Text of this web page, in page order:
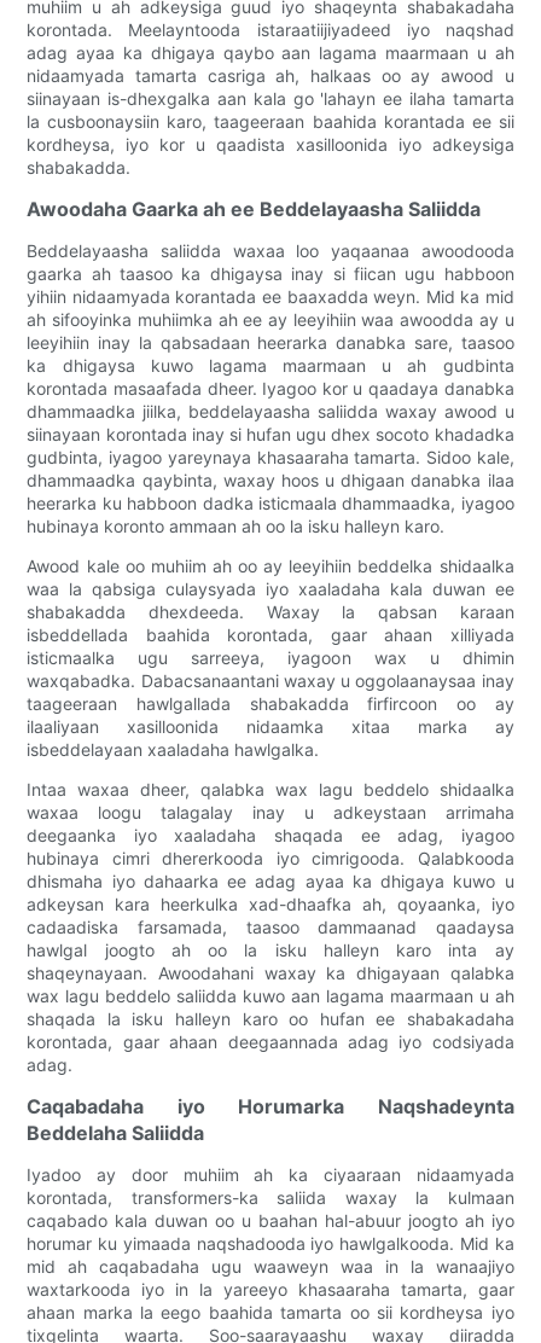
muhiim u ah adkeysiga guud iyo shaqeynta shabakadaha
korontada. Meelayntooda istaraatiijiyadeed iyo naqshad
adag ayaa ka dhigaya qaybo aan lagama maarmaan u ah
nidaamyada tamarta casriga ah, halkaas oo ay awood u
siinayaan is-dhexgalka aan kala go 'lahayn ee ilaha tamarta
la cusboonaysiin karo, taageeraan baahida korantada ee sii
kordheysa, iyo kor u qaadista xasilloonida iyo adkeysiga
shabakadda.
Awoodaha Gaarka ah ee Beddelayaasha Saliidda
Beddelayaasha saliidda waxaa loo yaqaanaa awoodooda
gaarka ah taasoo ka dhigaysa inay si fiican ugu habboon
yihiin nidaamyada korantada ee baaxadda weyn. Mid ka mid
ah sifooyinka muhiimka ah ee ay leeyihiin waa awoodda ay u
leeyihiin inay la qabsadaan heerarka danabka sare, taasoo
ka dhigaysa kuwo lagama maarmaan u ah gudbinta
korontada masaafada dheer. Iyagoo kor u qaadaya danabka
dhammaadka jiilka, beddelayaasha saliidda waxay awood u
siinayaan korontada inay si hufan ugu dhex socoto khadadka
gudbinta, iyagoo yareynaya khasaaraha tamarta. Sidoo kale,
dhammaadka qaybinta, waxay hoos u dhigaan danabka ilaa
heerarka ku habboon dadka isticmaala dhammaadka, iyagoo
hubinaya koronto ammaan ah oo la isku halleyn karo.
Awood kale oo muhiim ah oo ay leeyihiin beddelka shidaalka
waa la qabsiga culaysyada iyo xaaladaha kala duwan ee
shabakadda dhexdeeda. Waxay la qabsan karaan
isbeddellada baahida korontada, gaar ahaan xilliyada
isticmaalka ugu sarreeya, iyagoon wax u dhimin
waxqabadka. Dabacsanaantani waxay u oggolaanaysaa inay
taageeraan hawlgallada shabakadda firfircoon oo ay
ilaaliyaan xasilloonida nidaamka xitaa marka ay
isbeddelayaan xaaladaha hawlgalka.
Intaa waxaa dheer, qalabka wax lagu beddelo shidaalka
waxaa loogu talagalay inay u adkeystaan ​​arrimaha
deegaanka iyo xaaladaha shaqada ee adag, iyagoo
hubinaya cimri dhererkooda iyo cimrigooda. Qalabkooda
dhismaha iyo dahaarka ee adag ayaa ka dhigaya kuwo u
adkeysan kara heerkulka xad-dhaafka ah, qoyaanka, iyo
cadaadiska farsamada, taasoo dammaanad qaadaysa
hawlgal joogto ah oo la isku halleyn karo inta ay
shaqeynayaan. Awoodahani waxay ka dhigayaan qalabka
wax lagu beddelo saliidda kuwo aan lagama maarmaan u ah
shaqada la isku halleyn karo oo hufan ee shabakadaha
korontada, gaar ahaan deegaannada adag iyo codsiyada
adag.
Caqabadaha iyo Horumarka Naqshadeynta
Beddelaha Saliidda
Iyadoo ay door muhiim ah ka ciyaaraan nidaamyada
korontada, transformers-ka saliida waxay la kulmaan
caqabado kala duwan oo u baahan hal-abuur joogto ah iyo
horumar ku yimaada naqshadooda iyo hawlgalkooda. Mid ka
mid ah caqabadaha ugu waaweyn waa in la wanaajiyo
waxtarkooda iyo in la yareeyo khasaaraha tamarta, gaar
ahaan marka la eego baahida tamarta oo sii kordheysa iyo
tixgelinta waarta. Soo-saarayaashu waxay diiradda